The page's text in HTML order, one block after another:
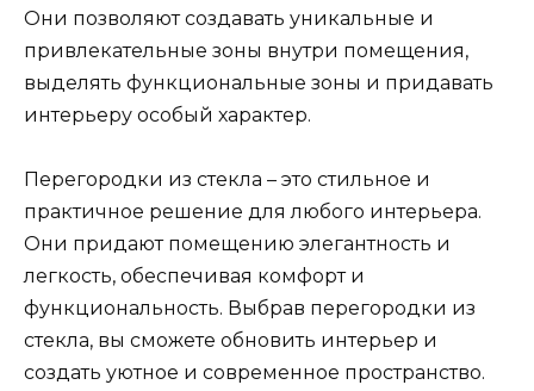
Они позволяют создавать уникальные и
привлекательные зоны внутри помещения,
выделять функциональные зоны и придавать
интерьеру особый характер.
Перегородки из стекла – это стильное и
практичное решение для любого интерьера.
Они придают помещению элегантность и
легкость, обеспечивая комфорт и
функциональность. Выбрав перегородки из
стекла, вы сможете обновить интерьер и
создать уютное и современное пространство.